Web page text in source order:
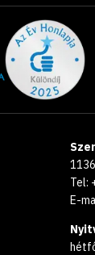
Tel:
E-